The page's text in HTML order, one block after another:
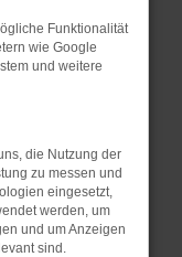
Seiten
privaten
beheben.
Funktionalität
wie Google
und weitere
die Nutzung der
zu messen und
eingesetzt,
werden, um
und um Anzeigen
sind.